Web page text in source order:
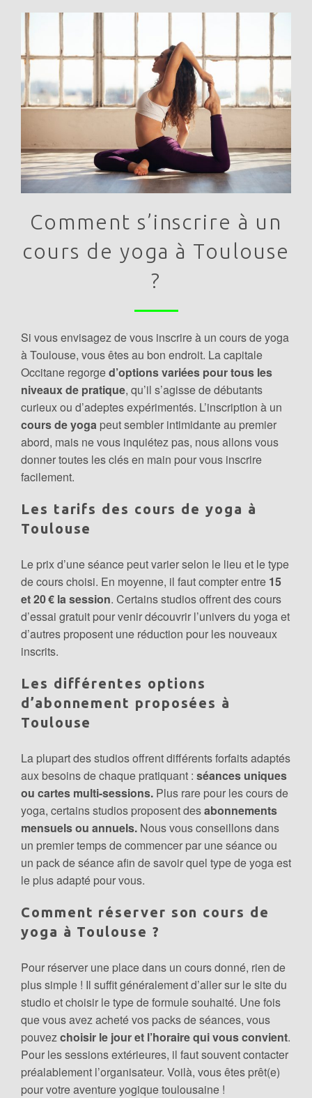
Comment s’inscrire à un
cours de yoga à Toulouse
?
Si vous envisagez de vous inscrire à un cours de yoga
à Toulouse, vous êtes au bon endroit. La capitale
Occitane regorged’options variées pour tous les
niveaux de pratique, qu’il s’agisse de débutants
curieux ou d’adeptes expérimentés. L’inscription à un
cours de yoga peut sembler intimidante au premier
abord, mais ne vous inquiétez pas, nous allons vous
donner toutes les clés en main pour vous inscrire
facilement.
Les tarifs des cours de yoga à
Toulouse
Le prix d’une séance peut varier selon le lieu et le type
de cours choisi. En moyenne, il faut compter entre 15
et 20 € la session. Certains studios offrent des cours
d’essai gratuit pour venir découvrir l’univers du yoga et
d’autres proposent une réduction pour les nouveaux
inscrits.
Les différentes options
d’abonnement proposées à
Toulouse
La plupart des studios offrent différents forfaits adaptés
aux besoins de chaque pratiquant : séances uniques
ou cartes multi-sessions. Plus rare pour les cours de
yoga, certains studios proposent desabonnements
mensuels ou annuels. Nous vous conseillons dans
un premier temps de commencer par une séance ou
un pack de séance afin de savoir quel type de yoga est
le plus adapté pour vous.
Comment réserver son cours de
yoga à Toulouse ?
Pour réserver une place dans un cours donné, rien de
plus simple ! Il suffit généralement d’aller sur le site du
studio et choisir le type de formule souhaité. Une fois
que vous avez acheté vos packs de séances, vous
pouvezchoisir le jour et l’horaire qui vous convient.
Pour les sessions extérieures, il faut souvent contacter
préalablement l’organisateur. Voilà, vous êtes prêt(e)
pour votre aventure yogique toulousaine !